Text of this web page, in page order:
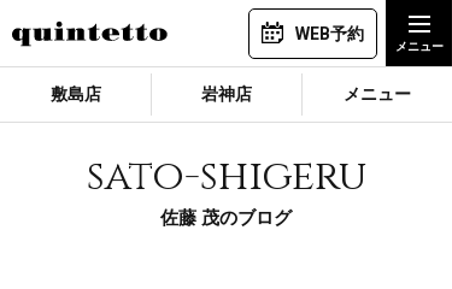
WEB予約
敷島店 岩神店 メニュー
sato-shigeru
佐藤 茂のブログ